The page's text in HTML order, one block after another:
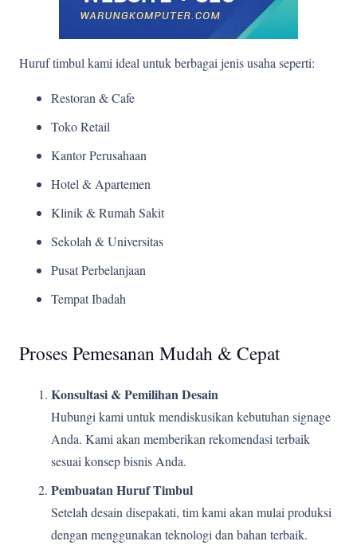
Huruf timbul kami ideal untuk berbagai jenis usaha seperti:
Restoran & Cafe
Toko Retail
Kantor Perusahaan
Hotel & Apartemen
Klinik & Rumah Sakit
Sekolah & Universitas
Pusat Perbelanjaan
Tempat Ibadah
Proses Pemesanan Mudah & Cepat
Konsultasi & Pemilihan Desain
Hubungi kami untuk mendiskusikan kebutuhan signage
Anda. Kami akan memberikan rekomendasi terbaik
sesuai konsep bisnis Anda.
Pembuatan Huruf Timbul
Setelah desain disepakati, tim kami akan mulai produksi
dengan menggunakan teknologi dan bahan terbaik.